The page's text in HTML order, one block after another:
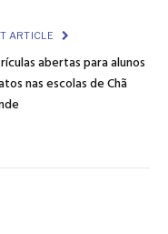
ARTICLE
abertas para alunos
nas escolas de Chã